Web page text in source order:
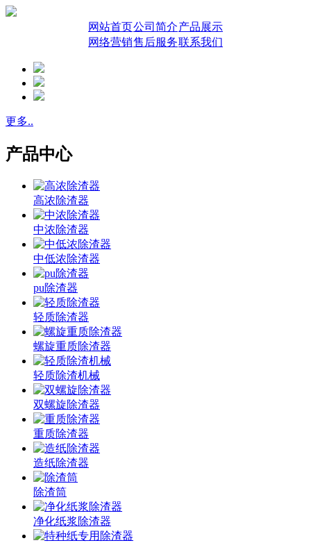
网站首页公司简介产品展示
网络营销售后服务联系我们
更多..
产品中心
高浓除渣器
中浓除渣器
中低浓除渣器
pu除渣器
轻质除渣器
螺旋重质除渣器
轻质除渣机械
双螺旋除渣器
重质除渣器
造纸除渣器
除渣筒
净化纸浆除渣器